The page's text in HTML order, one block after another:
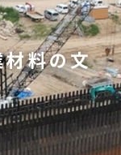
ない
つつ
人間社
材料の文
心に
ワンの
よる
化》の
す
＞
近い辺
指す
ない
つつ
人間社